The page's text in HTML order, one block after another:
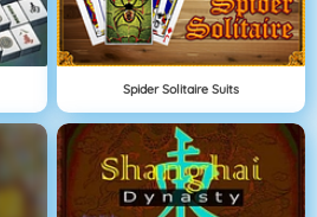
Spider Solitaire Suits